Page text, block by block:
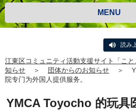
MENU
読み
江東区コミュニティ活動支援サイト「こと
知らせ
＞ 団体からのお知らせ ＞
院专门为外国人提供服务。
YMCA Toyocho 的玩具